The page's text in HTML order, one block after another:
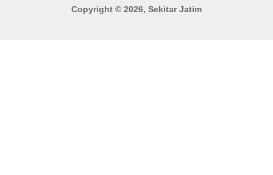
Copyright © 2026, Sekitar Jatim